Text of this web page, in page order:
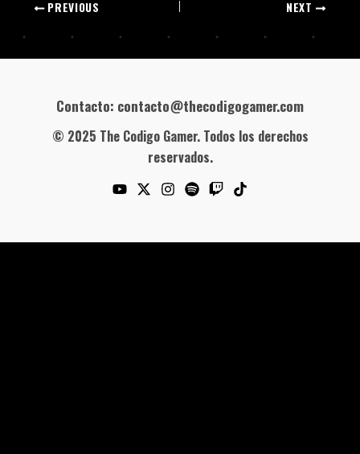
PREVIOUS NEXT
Contacto: contacto@thecodigogamer.com
© 2025 The Codigo Gamer. Todos los derechos
reservados.